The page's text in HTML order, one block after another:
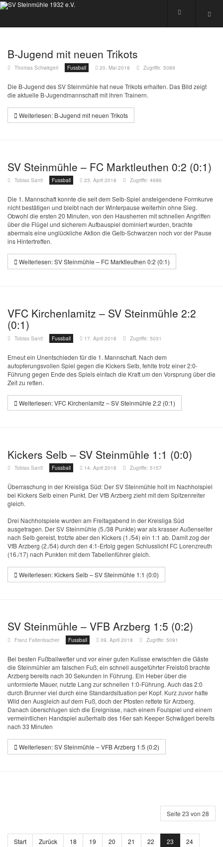
B-Jugend mit neuen Trikots
Thomas Schwägerl Fussball 20. Mai 2018 Zugriffe: 5089
Die B-Jugend des SV Steinmühle hat neue Trikots erhalten. Das Bild zeigt
die aktuelle B-Jugendmannschaft mit ihren Trainern.
Weiterlesen: B-Jugend mit neuen Trikots
SV Steinmühle – FC Marktleuthen 0:2 (0:1)
Tobias Santl Fussball 23. April 2018 Zugriffe: 4686
Die 1. Mannschaft konnte die seit dem Selb-Spiel ansteigendene Formkurve
nicht bestätigen und bleibt nach der Winterpause weiterhin ohne Sieg.
Obwohl die ersten 20 Minuten, von den Hausherren mit schnellen Angriffen
über die Flügel und sicherem Aufbauspiel dominiert wurden, brachte
abermals eine unglückliche Aktion die Gelb-Schwarzen noch vor der Pause
ins Hintertreffen.
Weiterlesen: SV Steinmühle – FC Marktleuthen 0:2 (0:1)
VFC Kirchenlamitz – SV Steinmühle 2:2
(0:1)
Tobias Santl Fussball 17. April 2018 Zugriffe: 5031
Erneut ein Unentschieden für die 1. Mannschaft. Nach dem
aufopferungsvollen Spiel gegen die Kickers Selb, fehlte trotz einer 2:0-
Führung gegen Ende des Spiels einfach die Kraft um den Vorsprung über die
Zeit zu retten.
Weiterlesen: VFC Kirchenlamitz – SV Steinmühle 2:2 (0:1)
Kickers Selb – SV Steinmühle 1:1 (0:0)
Tobias Santl Fussball 14. April 2018 Zugriffe: 5157
Überraschung in der Kreisliga Süd: Der SV Steinmühle holt im Nachholspiel
bei Kickers Selb einen Punkt. Der VfB Arzberg zieht mit dem Spitzenreiter
gleich.
Drei Nachholspiele wurden am Freitagabend in der Kreisliga Süd
ausgetragen. Der SV Steinmühle (5./38 Punkte) war als krasser Außenseiter
nach Selb gereist, trotzte aber den Kickers (1./54) ein 1:1 ab. Damit zog der
VfB Arzberg (2./54) durch den 4:1-Erfolg gegen Schlusslicht FC Lorenzreuth
(16./17) nach Punkten mit dem Tabellenführer gleich.
Weiterlesen: Kickers Selb – SV Steinmühle 1:1 (0:0)
SV Steinmühle – VFB Arzberg 1:5 (0:2)
Franz Faltenbacher Fussball 09. April 2018 Zugriffe: 5091
Bei besten Fußballwetter und vor einer guten Kulisse erwischten die Gäste
die Steinmühler am falschen Fuß, ein schnell ausgeführter Freistoß brachte
Arzberg bereits nach 30 Sekunden in Führung. Ein Heber über die
unformierte Mauer, nutzte Lang zur schnellen 1:0-Führung. Auch das 2:0
durch Brunner viel durch eine Standardsituation per Kopf. Kurz zuvor hatte
Wild den Ausgleich auf dem Fuß, doch der Pfosten rettete für Arzberg.
Danach überschlugen sich die Ereignisse, nach einem Foulspiel und einem
vermeintlichen Handspiel außerhalb des 16er sah Keeper Schwägerl bereits
nach 33 Minuten
Weiterlesen: SV Steinmühle – VFB Arzberg 1:5 (0:2)
Seite 23 von 28
Start Zurück 18 19 20 21 22 23 24